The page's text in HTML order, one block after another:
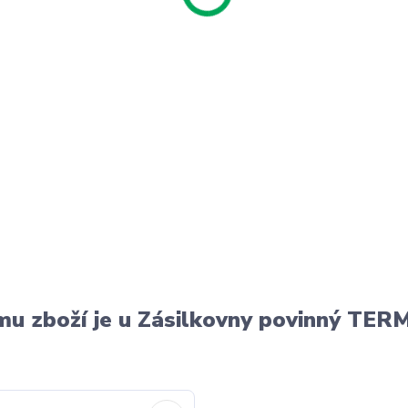
zboží je u Zásilkovny povinný